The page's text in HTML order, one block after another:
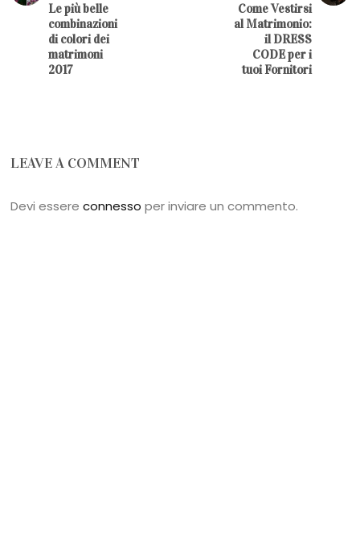
Le più belle
combinazioni
di colori dei
matrimoni
2017
Come Vestirsi
al Matrimonio:
il DRESS
CODE per i
tuoi Fornitori
LEAVE A COMMENT
Devi essereconnesso per inviare un commento.